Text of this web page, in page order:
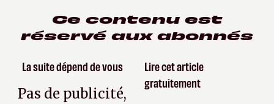
Ce contenu est
réservé aux abonnés
La suite dépend de vous
Pas de publicité,
Lire cet article
gratuitement